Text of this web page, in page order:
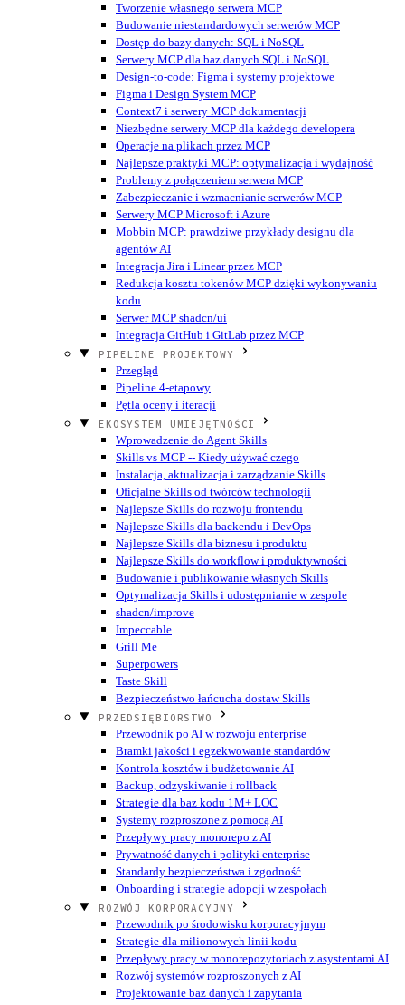
Tworzenie własnego serwera MCP
Budowanie niestandardowych serwerów MCP
Dostęp do bazy danych: SQL i NoSQL
Serwery MCP dla baz danych SQL i NoSQL
Design-to-code: Figma i systemy projektowe
Figma i Design System MCP
Context7 i serwery MCP dokumentacji
Niezbędne serwery MCP dla każdego developera
Operacje na plikach przez MCP
Najlepsze praktyki MCP: optymalizacja i wydajność
Problemy z połączeniem serwera MCP
Zabezpieczanie i wzmacnianie serwerów MCP
Serwery MCP Microsoft i Azure
Mobbin MCP: prawdziwe przykłady designu dla
agentów AI
Integracja Jira i Linear przez MCP
Redukcja kosztu tokenów MCP dzięki wykonywaniu
kodu
Serwer MCP shadcn/ui
Integracja GitHub i GitLab przez MCP
PIPELINE PROJEKTOWY
Przegląd
Pipeline 4-etapowy
Pętla oceny i iteracji
EKOSYSTEM UMIEJĘTNOŚCI
Wprowadzenie do Agent Skills
Skills vs MCP -- Kiedy używać czego
Instalacja, aktualizacja i zarządzanie Skills
Oficjalne Skills od twórców technologii
Najlepsze Skills do rozwoju frontendu
Najlepsze Skills dla backendu i DevOps
Najlepsze Skills dla biznesu i produktu
Najlepsze Skills do workflow i produktywności
Budowanie i publikowanie własnych Skills
Optymalizacja Skills i udostępnianie w zespole
shadcn/improve
Impeccable
Grill Me
Superpowers
Taste Skill
Bezpieczeństwo łańcucha dostaw Skills
PRZEDSIĘBIORSTWO
Przewodnik po AI w rozwoju enterprise
Bramki jakości i egzekwowanie standardów
Kontrola kosztów i budżetowanie AI
Backup, odzyskiwanie i rollback
Strategie dla baz kodu 1M+ LOC
Systemy rozproszone z pomocą AI
Przepływy pracy monorepo z AI
Prywatność danych i polityki enterprise
Standardy bezpieczeństwa i zgodność
Onboarding i strategie adopcji w zespołach
ROZWÓJ KORPORACYJNY
Przewodnik po środowisku korporacyjnym
Strategie dla milionowych linii kodu
Przepływy pracy w monorepozytoriach z asystentami AI
Rozwój systemów rozproszonych z AI
Projektowanie baz danych i zapytania